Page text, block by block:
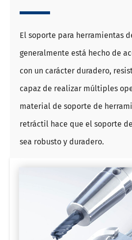
El soporte para herramientas
generalmente está hecho de
con un carácter duradero,
capaz de realizar múltiples
material de soporte de
retráctil hace que el soporte
sea robusto y duradero.